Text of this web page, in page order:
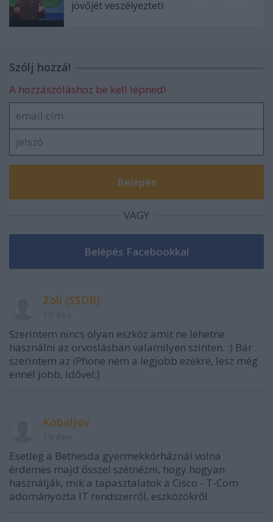
jövőjét veszélyezteti
Szólj hozzá!
A hozzászóláshoz be kell lépned!
VAGY
Zoli (SSDB)
Szerintem nincs olyan eszköz amit ne lehetne
használni az orvoslásban valamilyen szinten. :) Bár
szerintem az iPhone nem a legjobb ezekre, lesz még
ennél jobb, idővel;)
Kobaljov
Esetleg a Bethesda gyermekkórháznál volna
érdemes majd ősszel szétnézni, hogy hogyan
használják, mik a tapasztalatok a Cisco - T-Com
adományozta IT rendszerről, eszközökről